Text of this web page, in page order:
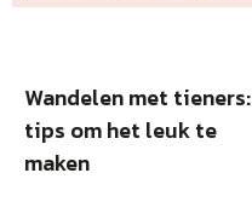
Wandelen met tieners:
tips om het leuk te
maken